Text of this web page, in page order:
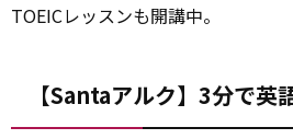
TOEICレッスンも開講中。
【Santaアルク】3分で英